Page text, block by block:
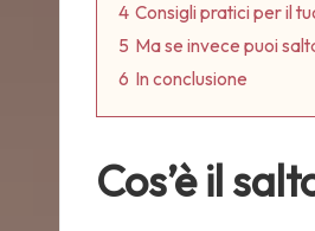
4 Consigli pratici per il
5 Ma se invece puoi
6 In conclusione
Cos’è il